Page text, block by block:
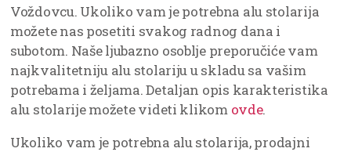
Voždovcu. Ukoliko vam je potrebna alu stolarija
možete nas posetiti svakog radnog dana i
subotom. Naše ljubazno osoblje preporučiće vam
najkvalitetniju alu stolariju u skladu sa vašim
potrebama i željama. Detaljan opis karakteristika
alu stolarije možete videti klikom ovde.
Ukoliko vam je potrebna alu stolarija, prodajni